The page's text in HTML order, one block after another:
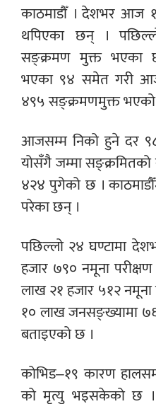
काठमाडौँ । देशभर आज
थपिएका छन् ।
सङ्क्रमण मुक्त
भएका ९४ समेत गरी
४९५ सङ्क्रमणमुक्त भएको
आजसम्म निको हुने दर
योसँगै जम्मा
४२४ पुगेको छ ।
परेका छन् ।
पछिल्लो २४ घण्टामा
हजार ७९० नमूना
लाख २१ हजार ५१२
१० लाख जनसङ्ख्यामा
बताइएको छ ।
कोभिड–१९ कारण
को मृत्यु भइसकेको छ ।